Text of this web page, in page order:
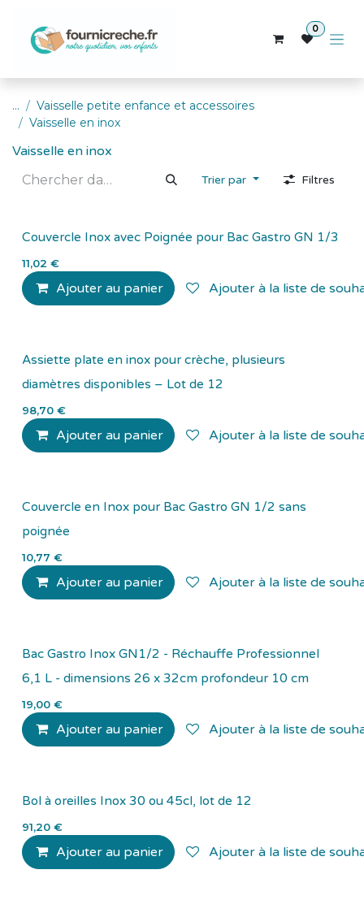
0
...
Vaisselle petite enfance et accessoires
Vaisselle en inox
Vaisselle en inox
Trier par Filtres
Couvercle Inox avec Poignée pour Bac Gastro GN 1/3
11,02 €
Ajouter au panier Ajouter à la liste de
Assiette plate en inox pour crèche, plusieurs
diamètres disponibles – Lot de 12
98,70 €
Ajouter au panier Ajouter à la liste de
Couvercle en Inox pour Bac Gastro GN 1/2 sans
poignée
10,77 €
Ajouter au panier Ajouter à la liste de
Bac Gastro Inox GN1/2 - Réchauffe Professionnel
6,1 L - dimensions 26 x 32cm profondeur 10 cm
19,00 €
Ajouter au panier Ajouter à la liste de
Bol à oreilles Inox 30 ou 45cl, lot de 12
91,20 €
Ajouter au panier Ajouter à la liste de